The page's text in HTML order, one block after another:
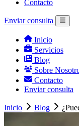
Contacto
Enviar consulta
Inicio
Servicios
Blog
Sobre
Contacto
Enviar consulta
Inicio Blog